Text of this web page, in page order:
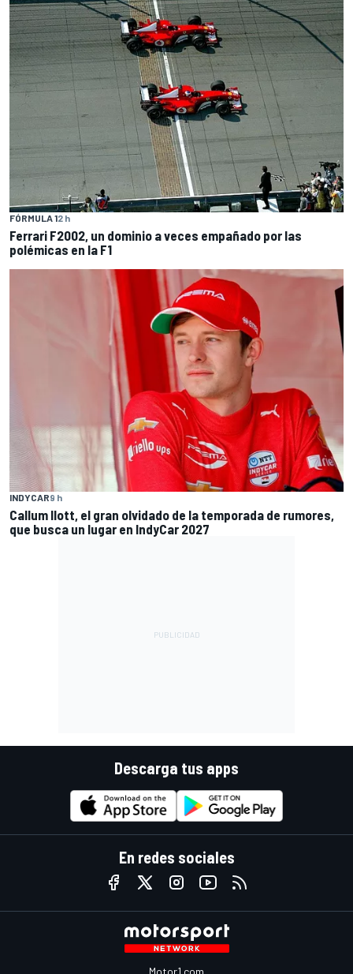
FÓRMULA 12 h
Ferrari F2002, un dominio a veces empañado por las
polémicas en la F1
INDYCAR9 h
Callum Ilott, el gran olvidado de la temporada de rumores,
que busca un lugar en IndyCar 2027
Descarga tus apps
En redes sociales
Motor1.com